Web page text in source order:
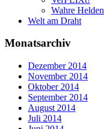
Wahre Helden
Welt am Draht
Monatsarchiv
Dezember 2014
November 2014
Oktober 2014
September 2014
August 2014
Juli 2014